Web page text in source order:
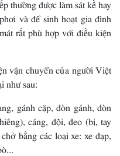
và để sinh hoạt gia đình
rất phù hợp với điều kiện
vận chuyển của người Việt
như sau:
gánh cặp, đòn gánh, đòn
cáng, đội, đeo (bị, tay
bằng các loại xe: xe đạp,